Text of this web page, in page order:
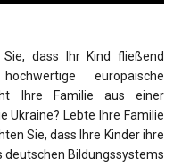
dass Ihr Kind fließend
europäische
Ihre Familie aus einer
Ukraine? Lebte Ihre Familie
Sie, dass Ihre Kinder ihre
deutschen Bildungssystems